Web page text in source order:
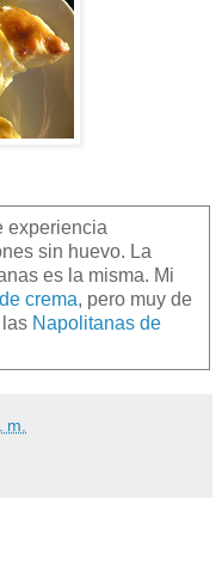
experiencia
sin huevo. La
es la misma. Mi
crema, pero muy de
Napolitanas de